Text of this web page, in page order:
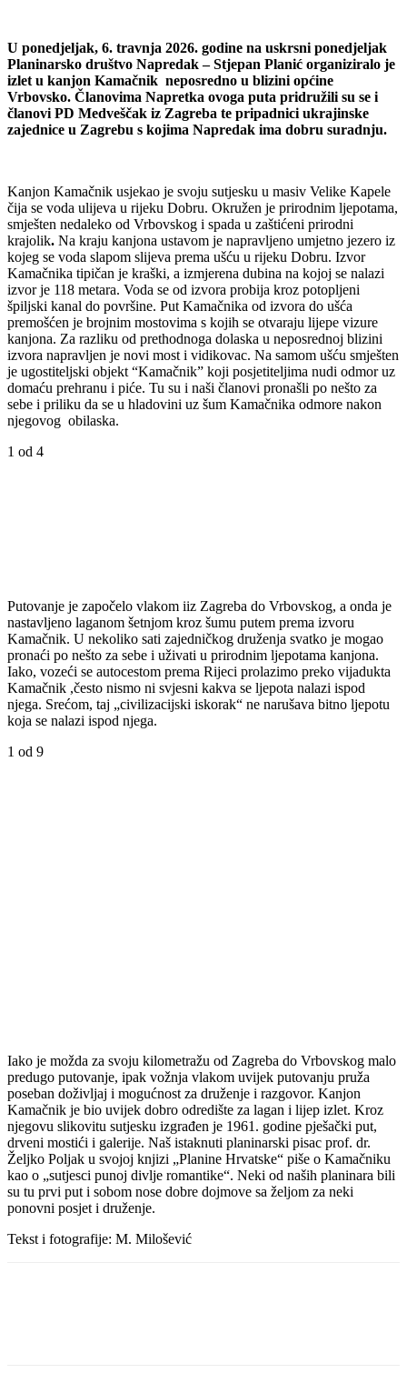
U ponedjeljak, 6. travnja 2026. godine na uskrsni ponedjeljak
Planinarsko društvo Napredak – Stjepan Planić organiziralo je
izlet u kanjon Kamačnik neposredno u blizini općine
Vrbovsko. Članovima Napretka ovoga puta pridružili su se i
članovi PD Medveščak iz Zagreba te pripadnici ukrajinske
zajednice u Zagrebu s kojima Napredak ima dobru suradnju.
Kanjon Kamačnik usjekao je svoju sutjesku u masiv Velike Kapele
čija se voda ulijeva u rijeku Dobru. Okružen je prirodnim ljepotama,
smješten nedaleko od Vrbovskog i spada u zaštićeni prirodni
krajolik. Na kraju kanjona ustavom je napravljeno umjetno jezero iz
kojeg se voda slapom slijeva prema ušću u rijeku Dobru. Izvor
Kamačnika tipičan je kraški, a izmjerena dubina na kojoj se nalazi
izvor je 118 metara. Voda se od izvora probija kroz potopljeni
špiljski kanal do površine. Put Kamačnika od izvora do ušća
premošćen je brojnim mostovima s kojih se otvaraju lijepe vizure
kanjona. Za razliku od prethodnoga dolaska u neposrednoj blizini
izvora napravljen je novi most i vidikovac. Na samom ušću smješten
je ugostiteljski objekt “Kamačnik” koji posjetiteljima nudi odmor uz
domaću prehranu i piće. Tu su i naši članovi pronašli po nešto za
sebe i priliku da se u hladovini uz šum Kamačnika odmore nakon
njegovog obilaska.
1 od 4
Putovanje je započelo vlakom iiz Zagreba do Vrbovskog, a onda je
nastavljeno laganom šetnjom kroz šumu putem prema izvoru
Kamačnik. U nekoliko sati zajedničkog druženja svatko je mogao
pronaći po nešto za sebe i uživati u prirodnim ljepotama kanjona.
Iako, vozeći se autocestom prema Rijeci prolazimo preko vijadukta
Kamačnik ,često nismo ni svjesni kakva se ljepota nalazi ispod
njega. Srećom, taj „civilizacijski iskorak“ ne narušava bitno ljepotu
koja se nalazi ispod njega.
1 od 9
Iako je možda za svoju kilometražu od Zagreba do Vrbovskog malo
predugo putovanje, ipak vožnja vlakom uvijek putovanju pruža
poseban doživljaj i mogućnost za druženje i razgovor. Kanjon
Kamačnik je bio uvijek dobro odredište za lagan i lijep izlet. Kroz
njegovu slikovitu sutjesku izgrađen je 1961. godine pješački put,
drveni mostići i galerije. Naš istaknuti planinarski pisac prof. dr.
Željko Poljak u svojoj knjizi „Planine Hrvatske“ piše o Kamačniku
kao o „sutjesci punoj divlje romantike“. Neki od naših planinara bili
su tu prvi put i sobom nose dobre dojmove sa željom za neki
ponovni posjet i druženje.
Tekst i fotografije: M. Milošević